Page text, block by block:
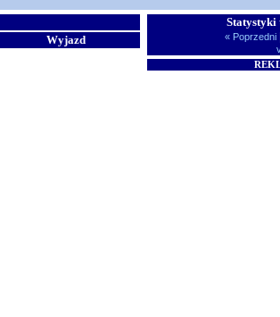
Wyjazd
Statystyki
« Poprzedni